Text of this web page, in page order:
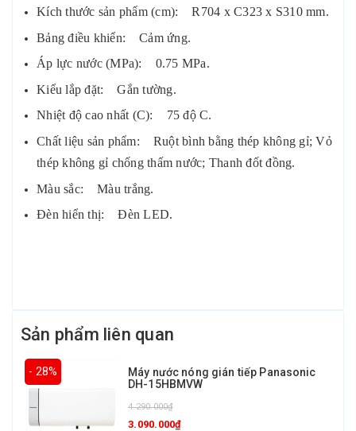
Kích thước sản phẩm (cm): R704 x C323 x S310 mm.
Bảng điều khiển: Cảm ứng.
Áp lực nước (MPa): 0.75 MPa.
Kiểu lắp đặt: Gắn tường.
Nhiệt độ cao nhất (C): 75 độ C.
Chất liệu sản phẩm: Ruột bình bằng thép không gỉ; Vỏ
thép không gỉ chống thấm nước; Thanh đốt đồng.
Màu sắc: Màu trắng.
Đèn hiển thị: Đèn LED.
Sản phẩm liên quan
- 28%
Máy nước nóng gián tiếp Panasonic
DH-15HBMVW
4.290.000₫
3.090.000₫